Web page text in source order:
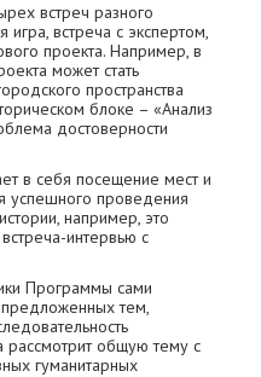
встреч разного
встреча с экспертом,
проекта. Например, в
может стать
пространства
блоке – «Анализ
достоверности
в себя посещение мест и
успешного проведения
например, это
интервью с
Программы сами
предложенных тем,
рассмотрит общую тему с
гуманитарных